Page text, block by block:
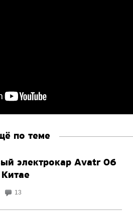
по теме
электрокар Avatr 06
13